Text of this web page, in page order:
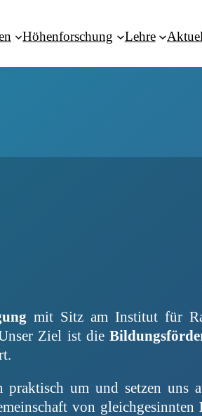
Höhenforschung Lehre
mit Sitz am Institut für
Ziel ist die
praktisch um und setzen uns
von gleichgesinnten